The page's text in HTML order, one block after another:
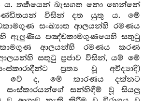
ය. තර්‍කයෙන් බැසගත නො හෙන්නේ
විසින් දත යුතු ය. මේ
සංඛ්‍යාත ආලයන්හි රමණය
ඇලුණීය පඤ්චකාමගුණයෙහි සතුටු
ආලයන්හි රමණය කරණ
සතුටු ප්‍රජාව විසින්, යම් මේ
ප්‍රත්‍ය වූ අවිද්‍යාදි)
වේ ද, මේ කාරණය දක්නට
සන්හිඳීම් වූ සියලු